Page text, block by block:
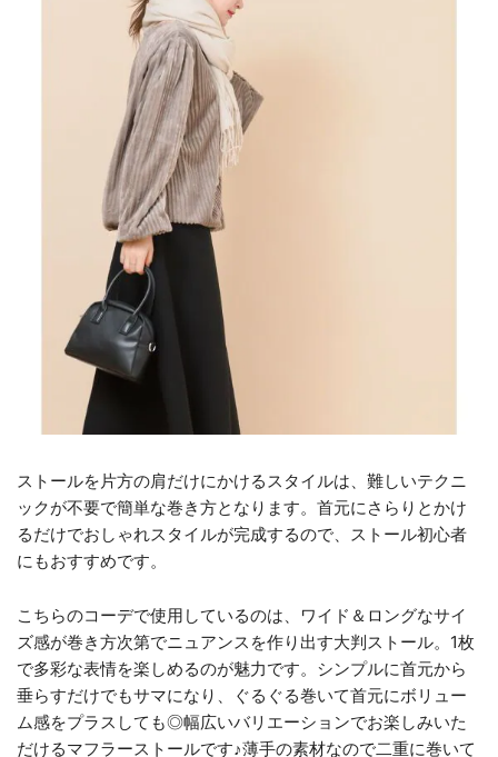
ストールを片方の肩だけにかけるスタイルは、難しいテクニ
ックが不要で簡単な巻き方となります。首元にさらりとかけ
るだけでおしゃれスタイルが完成するので、ストール初心者
にもおすすめです。
こちらのコーデで使用しているのは、ワイド＆ロングなサイ
ズ感が巻き方次第でニュアンスを作り出す大判ストール。1枚
で多彩な表情を楽しめるのが魅力です。シンプルに首元から
垂らすだけでもサマになり、ぐるぐる巻いて首元にボリュー
ム感をプラスしても◎幅広いバリエーションでお楽しみいた
だけるマフラーストールです♪薄手の素材なので二重に巻いて